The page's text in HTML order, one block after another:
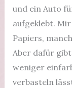
und ein Auto
aufgeklebt.
Papiers,
Aber dafür
weniger
verbasteln